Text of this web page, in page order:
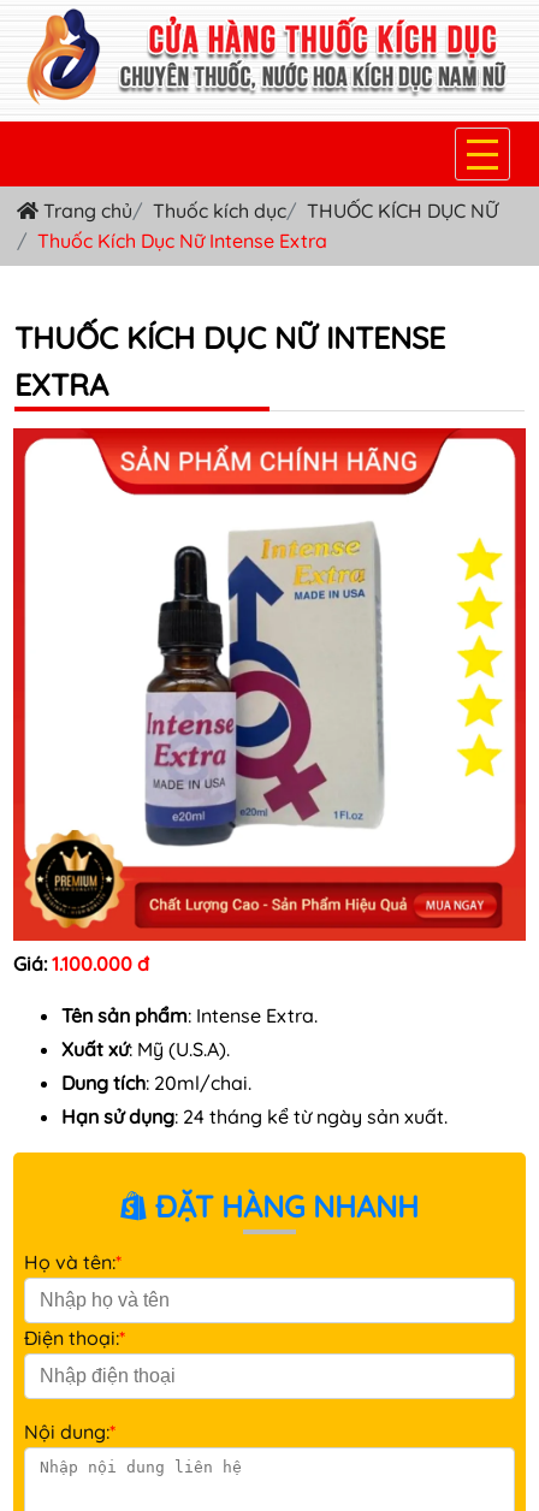
TRANG CHỦ
THUỐC KÍCH DỤC NỮ
THUỐC NƯỚC KÍCH DỤC NAM
THUỐC VIÊN KÍCH DỤC NAM
SẢN PHẨM KHÁC
TIN TỨC & BLOG
Trang chủ Thuốc kích dục
THUỐC KÍCH DỤC NỮ
Thuốc Kích Dục Nữ Intense Extra
THUỐC KÍCH DỤC NỮ INTENSE
EXTRA
Giá: 1.100.000 đ
Tên sản phẩm: Intense Extra.
Xuất xứ: Mỹ (U.S.A).
Dung tích: 20ml/chai.
Hạn sử dụng: 24 tháng kể từ ngày sản xuất.
ĐẶT HÀNG NHANH
Họ và tên:*
Điện thoại:*
Nội dung:*